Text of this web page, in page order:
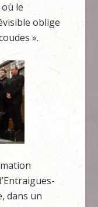
le
oblige
».
dans un